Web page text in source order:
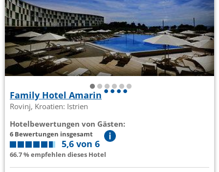
Family Hotel Amarin
Rovinj, Kroatien: Istrien
Hotelbewertungen von Gästen:
6 Bewertungen insgesamt
5,6 von 6
66.7 % empfehlen dieses Hotel